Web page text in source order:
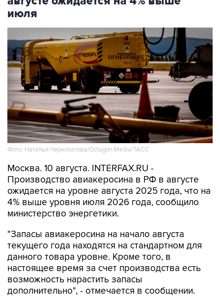
июля
Фото: Наталья Чернохатова/Octagon.Media/ТАСС
Москва. 10 августа. INTERFAX.RU -
Производство авиакеросина в РФ в августе
ожидается на уровне августа 2025 года, что на
4% выше уровня июля 2026 года, сообщило
министерство энергетики.
"Запасы авиакеросина на начало августа
текущего года находятся на стандартном для
данного товара уровне. Кроме того, в
настоящее время за счет производства есть
возможность нарастить запасы
дополнительно", - отмечается в сообщении.